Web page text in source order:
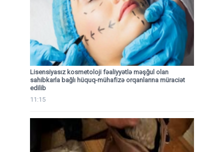
Lisensiyasız kosmetoloji fəaliyyətlə məşğul olan
sahibkarla bağlı hüquq-mühafizə orqanlarına müraciət
edilib
11:15